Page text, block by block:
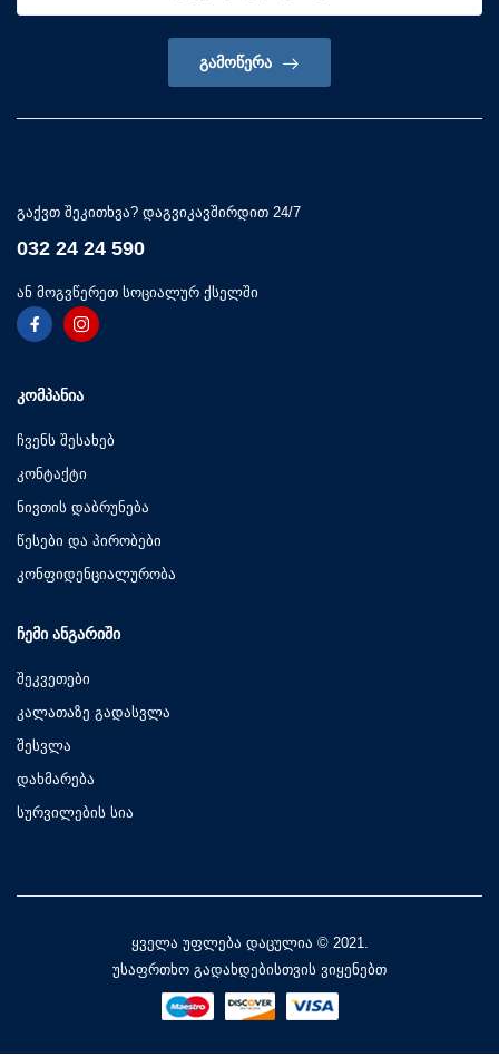
ᲒᲐᲛᲝᲬᲔᲠᲐ
გაქვთ შეკითხვა? დაგვიკავშირდით 24/7
032 24 24 590
ან მოგვწერეთ სოციალურ ქსელში
ᲙᲝᲛᲞᲐᲜᲘᲐ
ჩვენს შესახებ
კონტაქტი
ნივთის დაბრუნება
წესები და პირობები
კონფიდენციალურობა
ᲩᲔᲛᲘ ᲐᲜᲒᲐᲠᲘᲨᲘ
შეკვეთები
კალათაზე გადასვლა
შესვლა
დახმარება
სურვილების სია
ყველა უფლება დაცულია © 2021.
უსაფრთხო გადახდებისთვის ვიყენებთ